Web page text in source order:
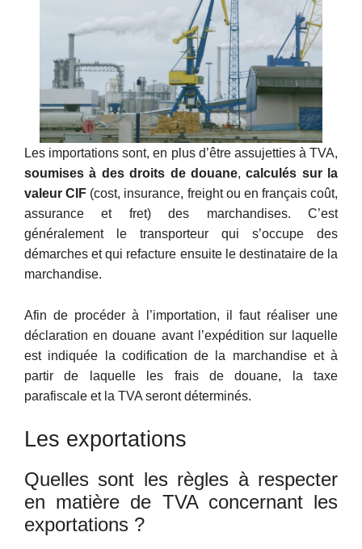
Les importations sont, en plus d’être assujetties à TVA,
soumises à des droits de douane,calculés sur la
valeur CIF (cost, insurance, freight ou en français coût,
assurance et fret) des marchandises. C’est
généralement le transporteur qui s’occupe des
démarches et qui refacture ensuite le destinataire de la
marchandise.
Afin de procéder à l’importation, il faut réaliser une
déclaration en douane avant l’expédition sur laquelle
est indiquée la codification de la marchandise et à
partir de laquelle les frais de douane, la taxe
parafiscale et la TVA seront déterminés.
Les exportations
Quelles sont les règles à respecter
en matière de TVA concernant les
exportations ?